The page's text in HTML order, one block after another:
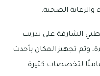
الصحية.
الشارقة على تدريب
وتم تجهيز المكان بأحدث
لتخصصات كثيرة